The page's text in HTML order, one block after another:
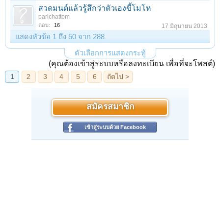
สวดมนต์แล้วรู้สึกว่าตัวเองขี้โมโห
parichattom
ตอบ: 16 17 มิถุนายน 2013
แสดงหัวข้อ 1 ถึง 50 จาก 288
ตัวเลือกการแสดงกระทู้
(คุณต้องเข้าสู่ระบบหรือลงทะเบียน เพื่อที่จะโพสต์)
สมัครสมาชิก
เข้าสู่ระบบด้วย Facebook